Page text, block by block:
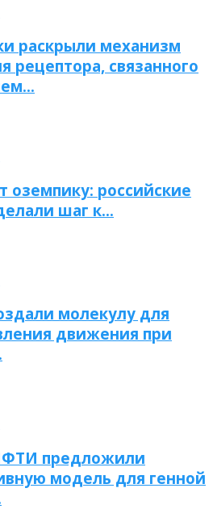
раскрыли механизм
рецептора, связанного
оземпику: российские
шаг к…
молекулу для
движения при
предложили
модель для генной